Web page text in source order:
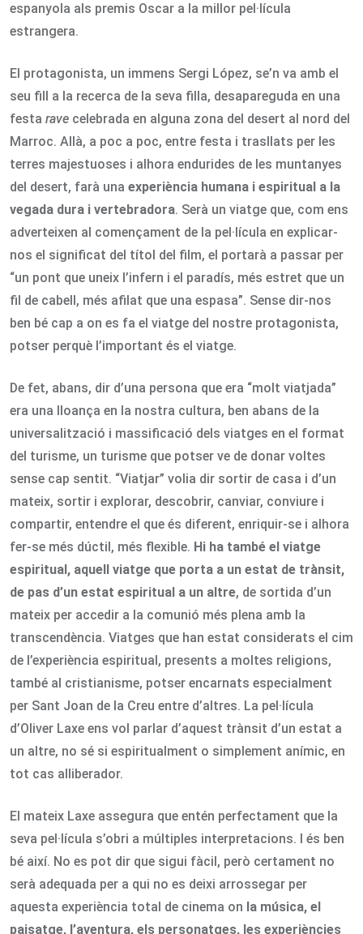
espanyola als premis Oscar a la millor pel·lícula
estrangera.
El protagonista, un immens Sergi López, se’n va amb el
seu fill a la recerca de la seva filla, desapareguda en una
festa rave celebrada en alguna zona del desert al nord del
Marroc. Allà, a poc a poc, entre festa i trasllats per les
terres majestuoses i alhora endurides de les muntanyes
del desert, farà una experiència humana i espiritual a la
vegada dura i vertebradora. Serà un viatge que, com ens
adverteixen al començament de la pel·lícula en explicar-
nos el significat del títol del film, el portarà a passar per
“un pont que uneix l’infern i el paradís, més estret que un
fil de cabell, més afilat que una espasa”. Sense dir-nos
ben bé cap a on es fa el viatge del nostre protagonista,
potser perquè l’important és el viatge.
De fet, abans, dir d’una persona que era “molt viatjada”
era una lloança en la nostra cultura, ben abans de la
universalització i massificació dels viatges en el format
del turisme, un turisme que potser ve de donar voltes
sense cap sentit. “Viatjar” volia dir sortir de casa i d’un
mateix, sortir i explorar, descobrir, canviar, conviure i
compartir, entendre el que és diferent, enriquir-se i alhora
fer-se més dúctil, més flexible. Hi ha també el viatge
espiritual, aquell viatge que porta a un estat de trànsit,
de pas d’un estat espiritual a un altre, de sortida d’un
mateix per accedir a la comunió més plena amb la
transcendència. Viatges que han estat considerats el cim
de l’experiència espiritual, presents a moltes religions,
també al cristianisme, potser encarnats especialment
per Sant Joan de la Creu entre d’altres. La pel·lícula
d’Oliver Laxe ens vol parlar d’aquest trànsit d’un estat a
un altre, no sé si espiritualment o simplement anímic, en
tot cas alliberador.
El mateix Laxe assegura que entén perfectament que la
seva pel·lícula s’obri a múltiples interpretacions. I és ben
bé així. No es pot dir que sigui fàcil, però certament no
serà adequada per a qui no es deixi arrossegar per
aquesta experiència total de cinema on la música, el
paisatge, l’aventura, els personatges, les experiències